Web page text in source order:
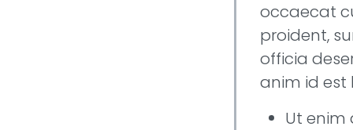
occaecat
proident,
officia
anim id est
Ut enim